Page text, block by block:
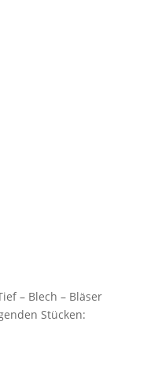
– Blech – Bläser
Stücken: